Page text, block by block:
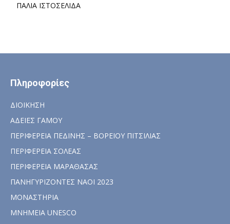
ΠΑΛΙΑ ΙΣΤΟΣΕΛΙΔΑ
Πληροφορίες
ΔΙΟΙΚΗΣΗ
ΑΔΕΙΕΣ ΓΑΜΟΥ
ΠΕΡΙΦΕΡΕΙΑ ΠΕΔΙΝΗΣ – ΒΟΡΕΙΟΥ ΠΙΤΣΙΛΙΑΣ
ΠΕΡΙΦΕΡΕΙΑ ΣΟΛΕΑΣ
ΠΕΡΙΦΕΡΕΙΑ ΜΑΡΑΘΑΣΑΣ
ΠΑΝΗΓΥΡΙΖΟΝΤΕΣ ΝΑΟΙ 2023
ΜΟΝΑΣΤΗΡΙΑ
ΜΝΗΜΕΙΑ UNESCO